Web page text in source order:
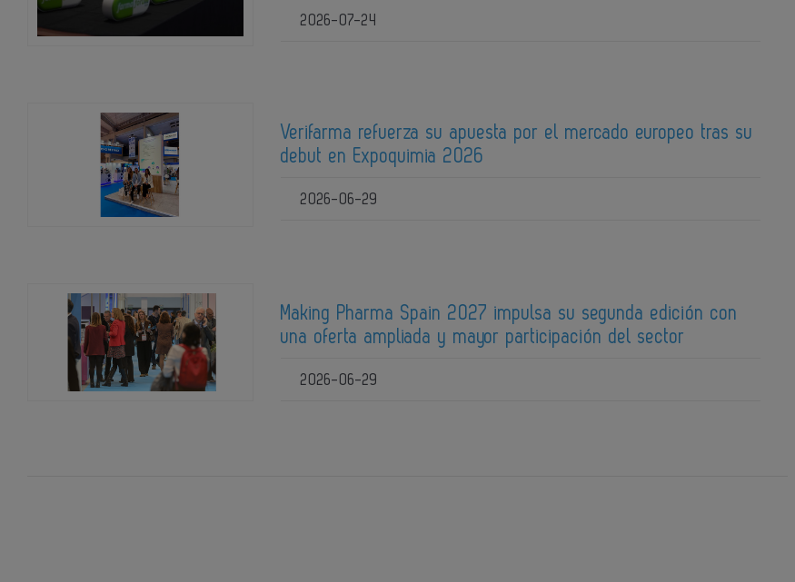
2026-07-24
Verifarma refuerza su apuesta por el mercado europeo tras su
debut en Expoquimia 2026
2026-06-29
Making Pharma Spain 2027 impulsa su segunda edición con
una oferta ampliada y mayor participación del sector
2026-06-29